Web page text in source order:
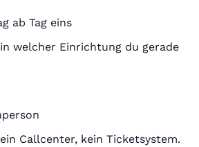
ab Tag eins
welcher Einrichtung du gerade
Callcenter, kein Ticketsystem.